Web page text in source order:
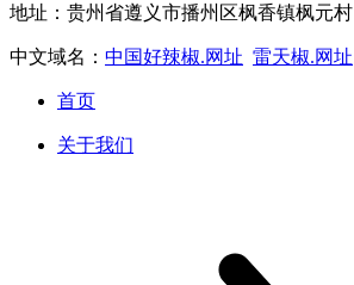
地址：贵州省遵义市播州区枫香镇枫元村
中文域名： 中国好辣椒.网址 雷天椒.网址
首页
关于我们